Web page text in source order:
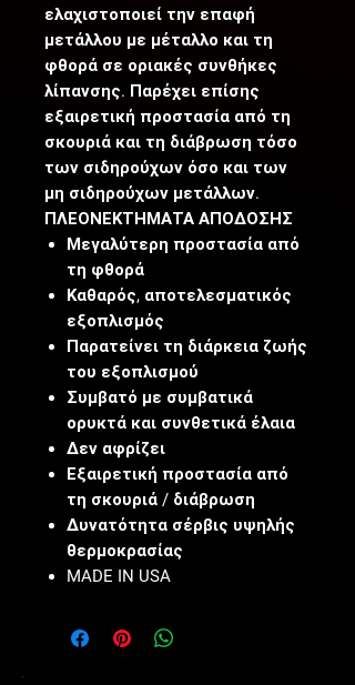
ελαχιστοποιεί την επαφή
μετάλλου με μέταλλο και τη
φθορά σε οριακές συνθήκες
λίπανσης. Παρέχει επίσης
εξαιρετική προστασία από τη
σκουριά και τη διάβρωση τόσο
των σιδηρούχων όσο και των
μη σιδηρούχων μετάλλων.
ΠΛΕΟΝΕΚΤΗΜΑΤΑ ΑΠΟΔΟΣΗΣ
Μεγαλύτερη προστασία από
τη φθορά
Καθαρός, αποτελεσματικός
εξοπλισμός
Παρατείνει τη διάρκεια ζωής
του εξοπλισμού
Συμβατό με συμβατικά
ορυκτά και συνθετικά έλαια
Δεν αφρίζει
Εξαιρετική προστασία από
τη σκουριά / διάβρωση
Δυνατότητα σέρβις υψηλής
θερμοκρασίας
MADE IN USA